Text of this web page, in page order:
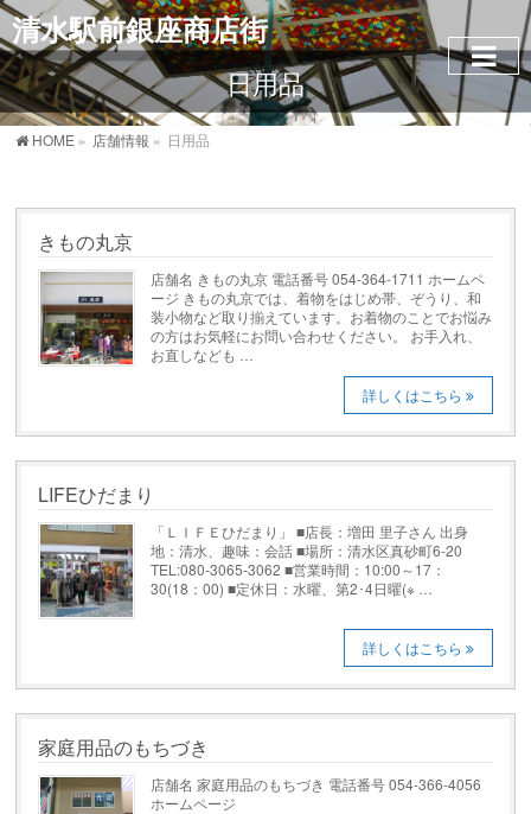
清水駅前銀座商店街
日用品
HOME » 店舗情報 » 日用品
きもの丸京
店舗名 きもの丸京 電話番号 054-364-1711 ホームペ
ージ きもの丸京では、着物をはじめ帯、ぞうり、和
装小物など取り揃えています。お着物のことでお悩み
の方はお気軽にお問い合わせください。 お手入れ、
お直しなども …
詳しくはこちら
LIFEひだまり
「ＬＩＦＥひだまり」 ■店長：増田 里子さん 出身
地：清水、趣味：会話 ■場所：清水区真砂町6-20
TEL:080-3065-3062 ■営業時間：10:00～17：
30(18：00) ■定休日：水曜、第2･4日曜(※ …
詳しくはこちら
家庭用品のもちづき
店舗名 家庭用品のもちづき 電話番号 054-366-4056
ホームページ